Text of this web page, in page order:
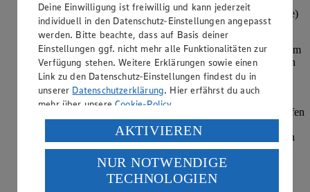
Backofen auf 160 Grad Umluft (180 Grad Ober-/Unterhitze)
vorheizen und die Tarteform einfetten.
Den Teig auf einer leicht bemehlten Arbeitsfläche ca. 2-3 mm
dünn ausrollen. Die Tarteform mit dem Teig auskleiden, den
Rand dabei leicht andrücken und den überstehenden Teig
abschneiden. Den Teigboden mehrfach mit einer Gabel
einstechen. Teig mit Backpapier bedecken und mit
Trockenerbsen beschweren. Tarteboden im vorgeheizten Ofen
auf der mittleren Schiene ca. 20 Minuten backen, bis der
Rand goldbraun wird. Form herausnehmen, etwas abkühlen
lassen. Trockenerbsen und Backpapier entfernen.
Gelatine in kaltem Wasser einweichen. Für die Creme die
Erdbeeren von Grün befreien, waschen und gut abtropfen
Deine Einwilligung ist freiwillig und kann jederzeit
individuell in den Datenschutz-Einstellungen angepasst
werden. Bitte beachte, dass auf Basis deiner
Einstellungen ggf. nicht mehr alle Funktionalitäten zur
Verfügung stehen. Weitere Erklärungen sowie einen
Link zu den Datenschutz-Einstellungen findest du in
unserer Datenschutzerklärung. Hier erfährst du auch
mehr über unsereCookie-Policy.
Verarbeitung deiner personenbezogenen Daten in den
USA durch Facebook und YouTube:
Wenn du auf „Aktivieren“ klickst, willigst du im Sinne
des Art. 49 Abs. 1 Satz 1 lit. a) DSGVO ein, dass deine
AKTIVIEREN
NUR NOTWENDIGE
TECHNOLOGIEN